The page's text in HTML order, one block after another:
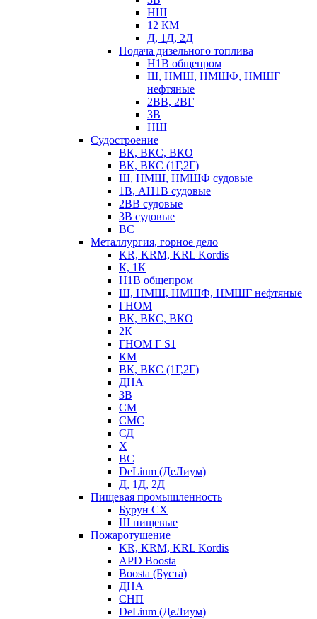
НШ
12 КМ
Д, 1Д, 2Д
Подача дизельного топлива
Н1В общепром
Ш, НМШ, НМШФ, НМШГ
нефтяные
2ВВ, 2ВГ
3В
НШ
Судостроение
ВК, ВКС, ВКО
ВК, ВКС (1Г,2Г)
Ш, НМШ, НМШФ судовые
1В, АН1В судовые
2ВВ судовые
3В судовые
ВС
Металлургия, горное дело
KR, KRM, KRL Kordis
К, 1К
Н1В общепром
Ш, НМШ, НМШФ, НМШГ нефтяные
ГНОМ
ВК, ВКС, ВКО
2К
ГНОМ Г S1
КМ
ВК, ВКС (1Г,2Г)
ДНА
3В
СМ
СМС
СД
Х
ВС
DeLium (ДеЛиум)
Д, 1Д, 2Д
Пищевая промышленность
Бурун СХ
Ш пищевые
Пожаротушение
KR, KRM, KRL Kordis
APD Boosta
Boosta (Буста)
ДНА
СНП
DeLium (ДеЛиум)